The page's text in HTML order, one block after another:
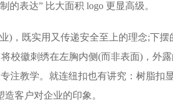
的表达” 比大面积 logo 更显高级。
)，既实用又传递安全至上的理念;下摆
校徽刺绣在左胸内侧(而非表面)，外露
注教学。就连纽扣也有讲究：树脂扣显
客户对企业的印象。